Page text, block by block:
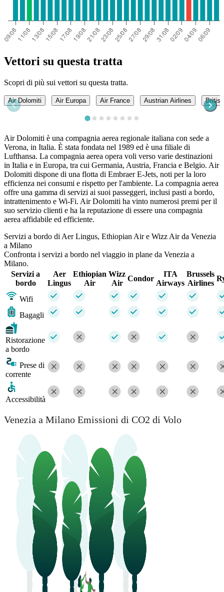
Vettori su questa tratta
Scopri di più sui vettori su questa tratta.
Air Dolomiti Air Europa Air France Austrian Airlines
Air Dolomiti è una compagnia aerea regionale italiana con sede a
Verona, in Italia. È stata fondata nel 1989 ed è una filiale di
Lufthansa. La compagnia aerea opera voli verso varie destinazioni
in Italia e in Europa, tra cui Germania, Austria, Francia e Belgio. Air
Dolomiti dispone di una flotta di Embraer E-Jets, noti per la loro
efficienza nei consumi e rispetto per l'ambiente. La compagnia aerea
offre una gamma di servizi ai suoi passeggeri, inclusi pasti a bordo,
intrattenimento e Wi-Fi. Air Dolomiti ha vinto numerosi premi per il
suo servizio clienti e ha la reputazione di essere una compagnia
aerea affidabile ed efficiente.
Servizi a bordo di Aer Lingus, Ethiopian Air e Wizz Air da Venezia
a Milano
Confronta i servizi a bordo nel viaggio in plane da Venezia a
Milano.
Servizi a
bordo
Aer
Lingus
Ethiopian
Air
Wizz
Air
Condor
ITA
Airways
Brussels
Airlines
Wifi
Bagagli
Ristorazione
a bordo
Prese di
corrente
Accessibilità
Venezia a Milano Emissioni di CO2 di Volo